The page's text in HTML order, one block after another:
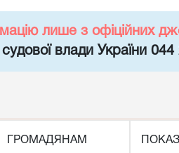
лише з офіційних
влади України
ГРОМАДЯНАМ